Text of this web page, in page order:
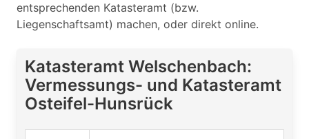
entsprechenden Katasteramt (bzw.
Liegenschaftsamt) machen, oder direkt online.
Katasteramt Welschenbach:
Vermessungs- und Katasteramt
Osteifel-Hunsrück